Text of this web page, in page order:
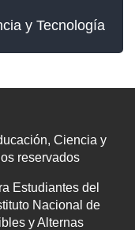
y Tecnología
Ciencia y
reservados
Estudiantes del
Nacional de
y Alternas